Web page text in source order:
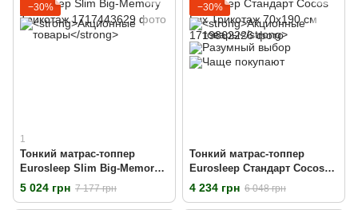
−30%
1
Тонкий матрас-топпер
Eurosleep Slim Big-Memory
Трикотаж
5 024 грн 7 177 грн
−30%
Тонкий матрас-топпер
Eurosleep Стандарт Cocos
Lux Трикотаж 70х190 см
4 234 грн 6 048 грн